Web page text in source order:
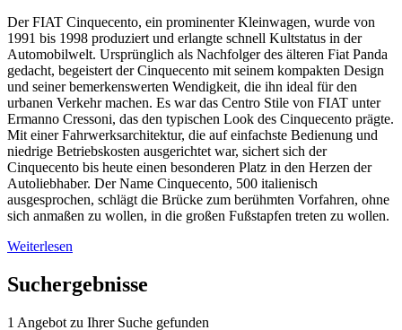
Der FIAT Cinquecento, ein prominenter Kleinwagen, wurde von
1991 bis 1998 produziert und erlangte schnell Kultstatus in der
Automobilwelt. Ursprünglich als Nachfolger des älteren Fiat Panda
gedacht, begeistert der Cinquecento mit seinem kompakten Design
und seiner bemerkenswerten Wendigkeit, die ihn ideal für den
urbanen Verkehr machen. Es war das Centro Stile von FIAT unter
Ermanno Cressoni, das den typischen Look des Cinquecento prägte.
Mit einer Fahrwerksarchitektur, die auf einfachste Bedienung und
niedrige Betriebskosten ausgerichtet war, sichert sich der
Cinquecento bis heute einen besonderen Platz in den Herzen der
Autoliebhaber. Der Name Cinquecento, 500 italienisch
ausgesprochen, schlägt die Brücke zum berühmten Vorfahren, ohne
sich anmaßen zu wollen, in die großen Fußstapfen treten zu wollen.
Weiterlesen
Suchergebnisse
1 Angebot zu Ihrer Suche gefunden